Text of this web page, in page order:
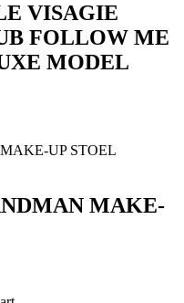
VISAGIE
FOLLOW ME
MODEL
MAKE-